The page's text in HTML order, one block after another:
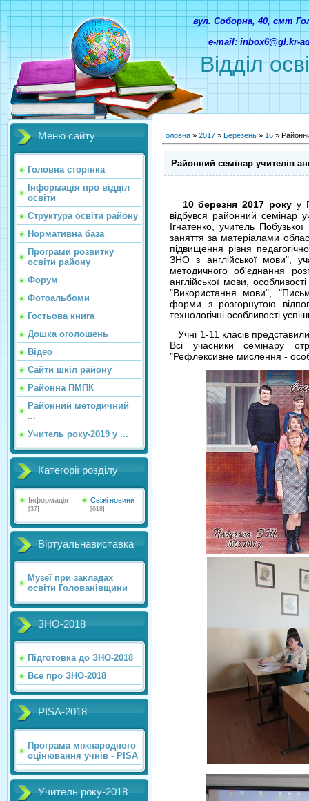
Відділ
вул. Соборна, 40, смт
e-mail: inbox6@gl.kr-
Меню сайту
Головна сторінка
Інформація про відділ
освіти
Структура освіти району
Нормативна база
Програми розвитку
освіти району
Форум
Фотоальбоми
Гостьова книга
Дошка оголошень
Відео
Сайти шкіл району
Районна ПМПК
Районний методичний
...
Учитель року-2019 у ...
Категорії розділу
Інформація
[37]
Свіжі новини
[618]
Віртуальнавиставка
Музеї при закладах
освіти Голованівщини
ЗНО-2018
Підготовка до ЗНО-2018
Все про ЗНО-2018
PISA-2018
Програма міжнародного
оцінювання учнів - PISA
Учитель року-2018
Головна » 2017 » Березень » 16 »
Районний семінар учителів
10 березня 2017 року у
відбувся районний семінар
Ігнатенко, учитель
заняття за матеріалами
підвищення рівня
ЗНО з англійської мови",
методичного об'єднання
англійської мови,
"Використання мови",
форми з розгорнутою
технологічні особливості
Учні 1-11 класів представили
Всі учасники семінару
"Рефлексивне мислення -